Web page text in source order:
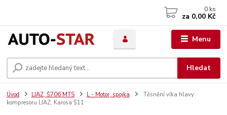
Menu
Hledat
0 ks
za 0,00 Kč
Úvod LIAZ, Š706 MTS L - Motor, spojka
Těsnění víka hlavy
kompresoru LIAZ, Karosa Š11